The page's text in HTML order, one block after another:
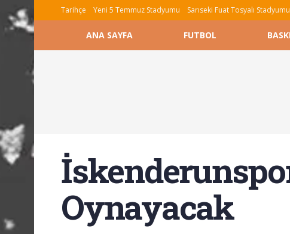
Tarihçe Yeni 5 Temmuz Stadyumu Sarıseki Fuat Tosyalı Stadyumu
ANA SAYFA FUTBOL
Oynayacak